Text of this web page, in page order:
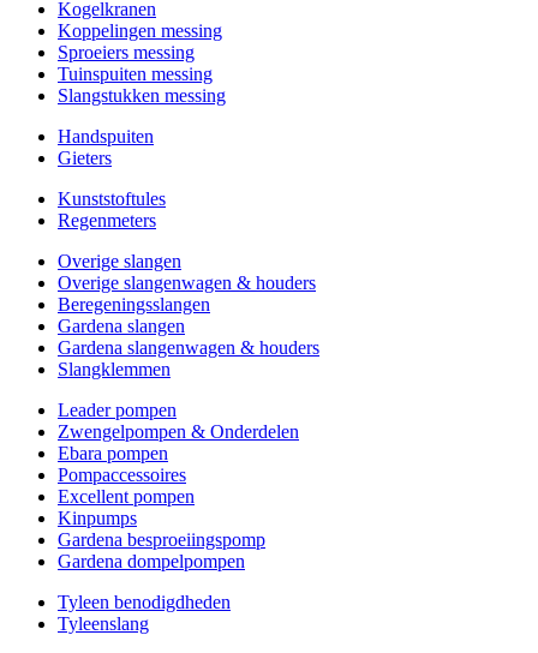
Kogelkranen
Koppelingen messing
Sproeiers messing
Tuinspuiten messing
Slangstukken messing
Handspuiten
Gieters
Kunststoftules
Regenmeters
Overige slangen
Overige slangenwagen & houders
Beregeningsslangen
Gardena slangen
Gardena slangenwagen & houders
Slangklemmen
Leader pompen
Zwengelpompen & Onderdelen
Ebara pompen
Pompaccessoires
Excellent pompen
Kinpumps
Gardena besproeiingspomp
Gardena dompelpompen
Tyleen benodigdheden
Tyleenslang